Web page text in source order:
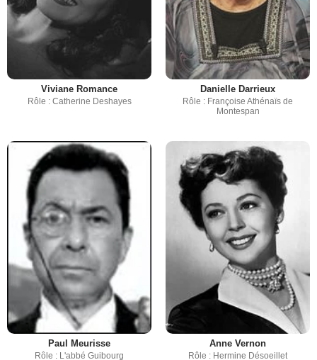
Viviane Romance
Rôle : Catherine Deshayes
Danielle Darrieux
Rôle : Françoise Athénaïs de
Montespan
Paul Meurisse
Rôle : L'abbé Guibourg
Anne Vernon
Rôle : Hermine Désoeillet